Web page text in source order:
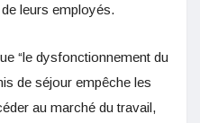
leurs employés.
“le dysfonctionnement du
de séjour empêche les
au marché du travail,